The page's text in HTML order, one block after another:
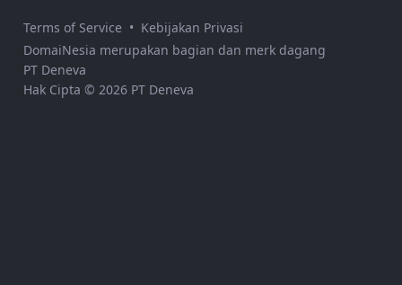
Terms of Service • Kebijakan Privasi
DomaiNesia merupakan bagian dan merk dagang
PT Deneva
Hak Cipta © 2026 PT Deneva